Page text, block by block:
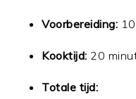
Voorbereiding:
Kooktijd: 20
Totale tijd: